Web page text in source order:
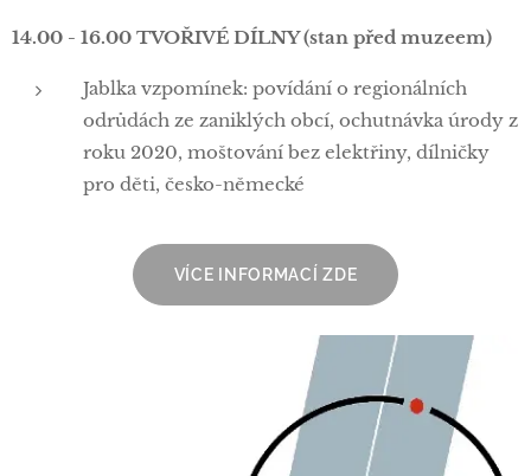
14.00 - 16.00 TVOŘIVÉ DÍLNY (stan před muzeem)
Jablka vzpomínek: povídání o regionálních
odrůdách ze zaniklých obcí, ochutnávka úrody z
roku 2020, moštování bez elektřiny, dílničky
pro děti, česko-německé
VÍCE INFORMACÍ ZDE